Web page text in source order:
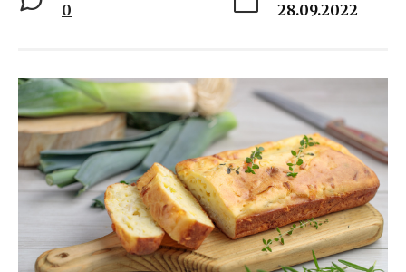
0 28.09.2022